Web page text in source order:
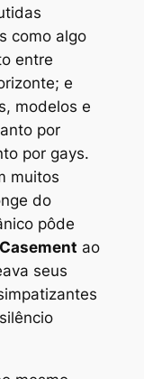
como algo
entre
e
modelos e
por
por gays.
muitos
do
pôde
ao
seus